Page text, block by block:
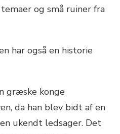
og små ruiner fra
har også en historie
græske konge
da han blev bidt af en
ukendt ledsager. Det